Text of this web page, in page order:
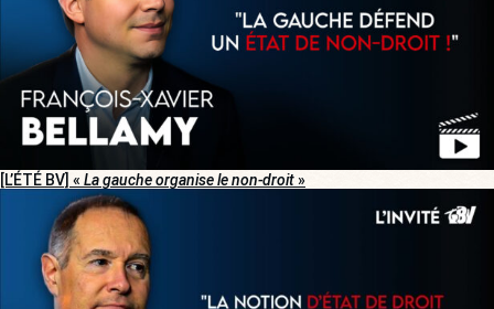
[L’ÉTÉ BV] « La gauche organise le non-droit»